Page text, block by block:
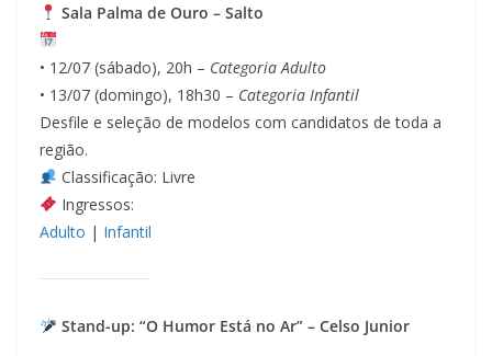
Sala Palma de Ouro – Salto
• 12/07 (sábado), 20h – Categoria Adulto
• 13/07 (domingo), 18h30 – Categoria Infantil
Desfile e seleção de modelos com candidatos de toda a
região.
Classificação: Livre
Ingressos:
Adulto | Infantil
Stand-up: “O Humor Está no Ar” – Celso Junior